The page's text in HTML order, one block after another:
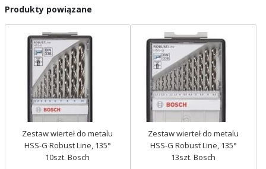
Produkty powiązane
Zestaw wierteł do metalu
HSS-G Robust Line, 135°
10szt. Bosch
Zestaw wierteł do metalu
HSS-G Robust Line, 135°
13szt. Bosch